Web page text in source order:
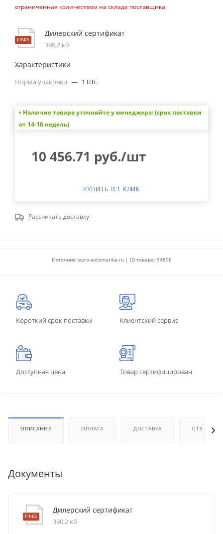
ограниченная количеством на складе поставщика
Дилерский сертификат
390,2 кб
Характеристики
Норма упаковки — 1 Шт.
• Наличие товара уточняйте у менеджера: (срок поставки
от 14-16 недель)
10 456.71 руб./шт
КУПИТЬ В 1 КЛИК
Рассчитать доставку
Источник: euro-avtomatika.ru | ID товара: 94806
Короткий срок поставки Клиентский сервис
Доступная цена Товар сертифицирован
ОПИСАНИЕ ОПЛАТА ДОСТАВКА ОТЗЫВЫ
Документы
Дилерский сертификат
390,2 кб